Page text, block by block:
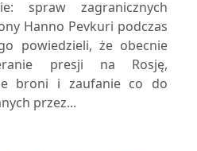
spraw zagranicznych
Hanno Pevkuri podczas
powiedzieli, że obecnie
presji na Rosję,
broni i zaufanie co do
przez...